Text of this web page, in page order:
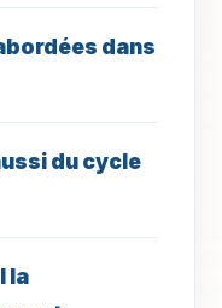
dans
du cycle
la